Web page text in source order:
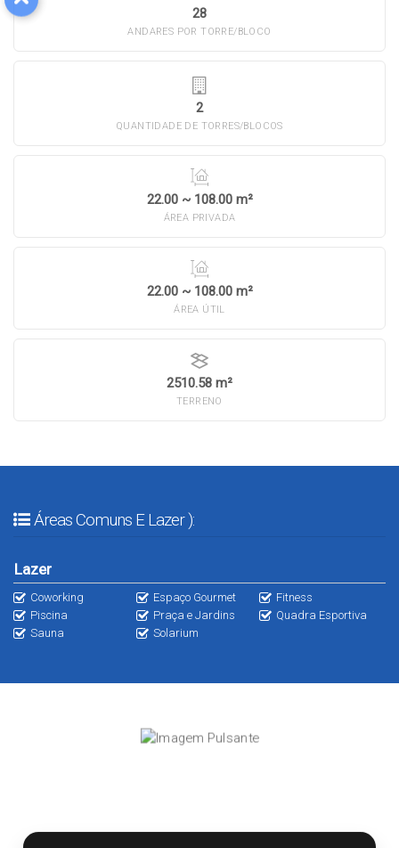
28
ANDARES POR TORRE/BLOCO
2
QUANTIDADE DE TORRES/BLOCOS
22.00 ~ 108.00 m²
ÁREA PRIVADA
22.00 ~ 108.00 m²
ÁREA ÚTIL
2510.58 m²
TERRENO
Áreas Comuns E Lazer ):
Lazer
Coworking Espaço Gourmet
Fitness
Piscina
Praça e Jardins
Quadra Esportiva
Sauna
Solarium